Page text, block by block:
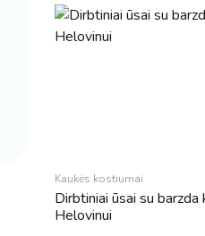
Kaukės kostiumai
Dirbtiniai ūsai su barzda
Helovinui